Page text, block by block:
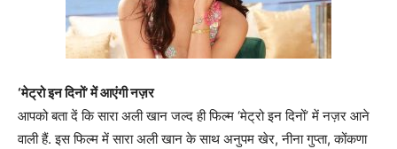
‘मेट्रो इन दिनों’ में आएंगी नज़र
आपको बता दें कि सारा अली खान जल्द ही फिल्म ‘मेट्रो इन दिनों’ में नज़र आने
वाली हैं. इस फिल्म में सारा अली खान के साथ अनुपम खेर, नीना गुप्ता, कोंकणा